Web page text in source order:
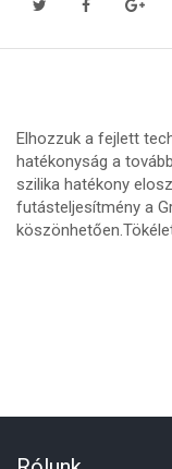
Elhozzuk a fejlett
hatékonyság a
szilika hatékony
futásteljesítmény a